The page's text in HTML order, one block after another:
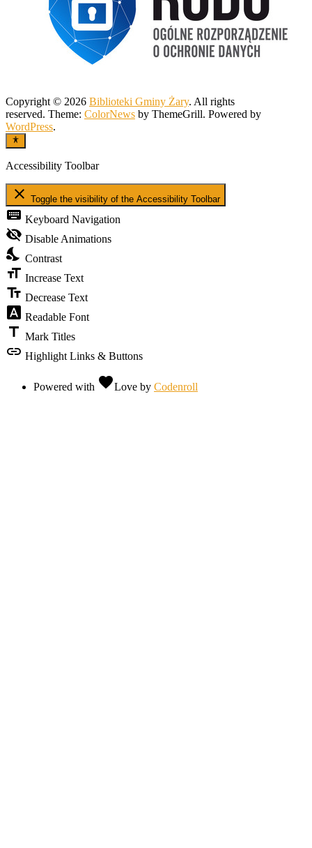
Copyright © 2026 Biblioteki Gminy Żary. All rights
reserved. Theme: ColorNews by ThemeGrill. Powered by
WordPress.
Accessibility Toolbar
close Toggle the visibility of the Accessibility Toolbar
keyboard Keyboard Navigation
visibility_off Disable Animations
nights_stay Contrast
format_size Increase Text
text_fields Decrease Text
font_download Readable Font
title Mark Titles
link Highlight Links & Buttons
Powered with favoriteLove by Codenroll